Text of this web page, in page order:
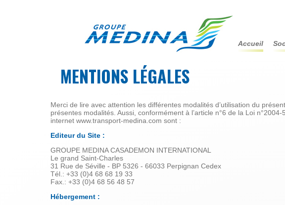
LE
GROUPE
MÉDINA
accueil
MENTIONS LÉGALES
Merci de lire avec attention les différentes modalités d’utilisation du
présentes modalités. Aussi, conformément à l’article n°6 de la Loi
internet www.transport-medina.com sont :
Editeur du Site :
GROUPE MEDINA CASADEMON INTERNATIONAL
Le grand Saint-Charles
31 Rue de Séville - BP 5326 - 66033 Perpignan Cedex
Tél.: +33 (0)4 68 68 19 33
Fax.: +33 (0)4 68 56 48 57
Hébergement :